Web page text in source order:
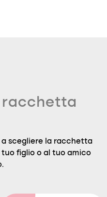
racchetta
a scegliere la racchetta
figlio o al tuo amico